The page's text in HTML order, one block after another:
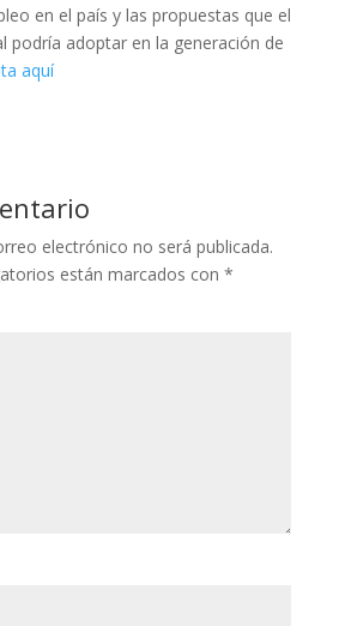
en el país y las propuestas que el
podría adoptar en la generación de
aquí
electrónico no será publicada.
están marcados con *